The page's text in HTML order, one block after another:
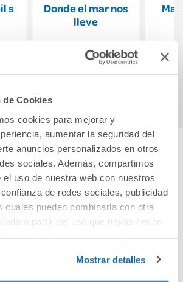
Cookies
cookies para mejorar y
aumentar la seguridad del
anuncios personalizados en otros
sociales. Además, compartimos
el uso de nuestra web con nuestros
de redes sociales, publicidad
cuales pueden combinarla con otra
a partir del uso que hayas hecho
Mostrar detalles
s
Donde el mar nos
lleve
21,90€
tu opinión
en valorar este producto!